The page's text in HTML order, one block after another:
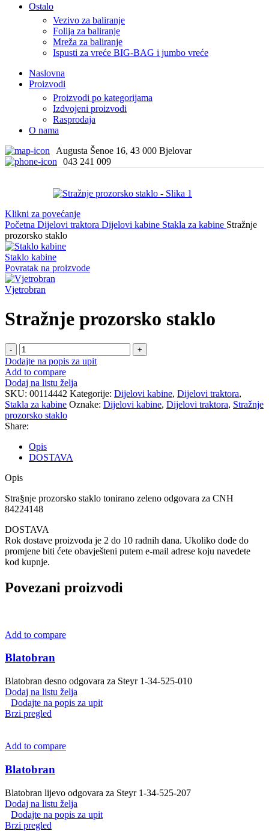
Ostalo
Vezivo za baliranje
Folija za baliranje
Mreža za baliranje
Ispusti za vreće BIG-BAG i jumbo vreće
Naslovna
Proizvodi
Proizvodi po kategorijama
Izdvojeni proizvodi
Rasprodaja
O nama
Augusta Šenoe 16, 43 000 Bjelovar
043 241 009
Klikni za povećanje
Početna Dijelovi traktora Dijelovi kabine Stakla za kabine Stražnje
prozorsko staklo
Staklo kabine
Povratak na proizvode
Vjetrobran
Stražnje prozorsko staklo
Stražnje
prozorsko
staklo
količina
Dodajte na popis za upit
Add to compare
Dodaj na listu želja
SKU: 00114442 Kategorije: Dijelovi kabine, Dijelovi traktora,
Stakla za kabine Oznake: Dijelovi kabine, Dijelovi traktora, Stražnje
prozorsko staklo
Share:
Opis
DOSTAVA
Opis
Stra§nje prozorsko staklo tonirano zeleno odgovara za CNH
84224148
DOSTAVA
Rok dostave proizvoda je 2 do 10 radnih dana. Ukoliko dođe do
promjene biti ćete obavješteni putem e-mail adrese koju navedete
kod kupnje.
Povezani proizvodi
Add to compare
Blatobran
Blatobran desno odgovara za Steyr 1-34-525-010
Dodaj na listu želja
Dodajte na popis za upit
Brzi pregled
Add to compare
Blatobran
Blatobran lijevo odgovara za Steyr 1-34-525-207
Dodaj na listu želja
Dodajte na popis za upit
Brzi pregled